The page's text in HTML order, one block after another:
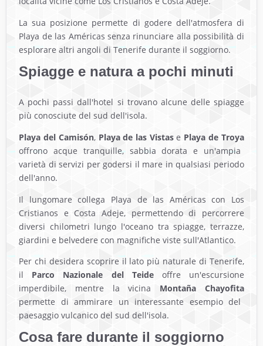
La sua posizione permette di godere dell'atmosfera di
Playa de las Américas senza rinunciare alla possibilità di
esplorare altri angoli di Tenerife durante il soggiorno.
Spiagge e natura a pochi minuti
A pochi passi dall'hotel si trovano alcune delle spiagge
più conosciute del sud dell'isola.
Playa del Camisón, Playa de las Vistase Playa de Troya
offrono acque tranquille, sabbia dorata e un'ampia
varietà di servizi per godersi il mare in qualsiasi periodo
dell'anno.
Il lungomare collega Playa de las Américas con Los
Cristianos e Costa Adeje, permettendo di percorrere
diversi chilometri lungo l'oceano tra spiagge, terrazze,
giardini e belvedere con magnifiche viste sull'Atlantico.
Per chi desidera scoprire il lato più naturale di Tenerife,
il Parco Nazionale del Teideoffre un'escursione
imperdibile, mentre la vicina Montaña Chayofita
permette di ammirare un interessante esempio del
paesaggio vulcanico del sud dell'isola.
Cosa fare durante il soggiorno